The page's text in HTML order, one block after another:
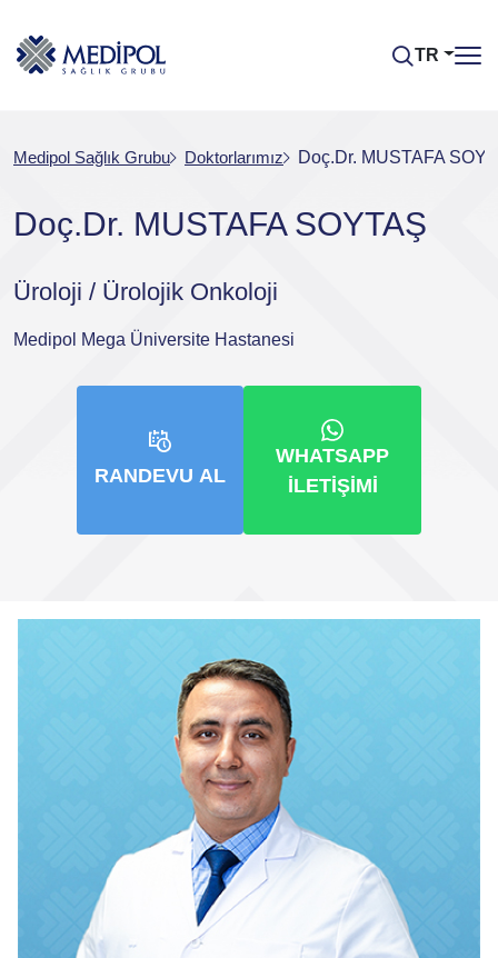
TR
Medipol Sağlık Grubu Doktorlarımız Doç.Dr. MUSTAFA
Doç.Dr. MUSTAFA SOYTAŞ
Üroloji / Ürolojik Onkoloji
Medipol Mega Üniversite Hastanesi
RANDEVU AL
WHATSAPP
İLETIŞIMI